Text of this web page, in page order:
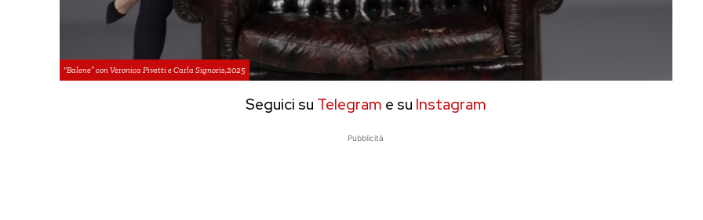
“Balene” con Veronica Pivetti e Carla Signoris,2025
Seguici su Telegram e su Instagram
Pubblicità